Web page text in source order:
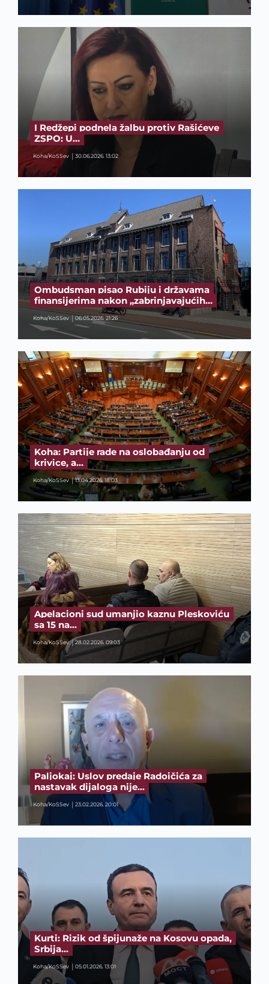
I Redžepi podnela žalbu protiv Rašićeve
ZSPO: U…
Koha/KoSSev 30.06.2026. 13:02
Ombudsman pisao Rubiju i državama
finansijerima nakon „zabrinjavajućih…
Koha/KoSSev 06.05.2026. 21:26
Koha: Partije rade na oslobađanju od
krivice, a…
Koha/KoSSev 13.04.2026. 18:03
Apelacioni sud umanjio kaznu Pleskoviću
sa 15 na…
Koha/KoSSev 28.02.2026. 09:03
Paljokaj: Uslov predaje Radoičića za
nastavak dijaloga nije…
Koha/KoSSev 23.02.2026. 20:01
Kurti: Rizik od špijunaže na Kosovu opada,
Srbija…
Koha/KoSSev 05.01.2026. 13:01